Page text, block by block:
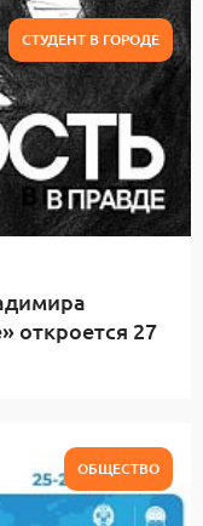
СТУДЕНТ В ГОРОДЕ
откроется 27
ОБЩЕСТВО